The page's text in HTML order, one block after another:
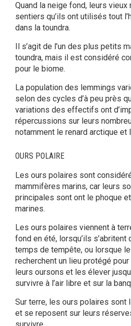
Quand la neige fond, leurs
sentiers qu’ils ont utilisés tout
dans la toundra.
Il s’agit de l’un des plus petits
toundra, mais il est considéré
pour le biome.
La population des lemmings
selon des cycles d’à peu près
variations des effectifs ont
répercussions sur leurs
notamment le renard arctique et
OURS POLAIRE
Les ours polaires sont
mammifères marins, car leurs
principales sont ont le phoque
marines.
Les ours polaires viennent à
fond en été, lorsqu’ils
temps de tempête, ou lorsque
recherchent un lieu protégé
leurs oursons et les élever
survivre à l’air libre et sur la
Sur terre, les ours polaires sont
et se reposent sur leurs